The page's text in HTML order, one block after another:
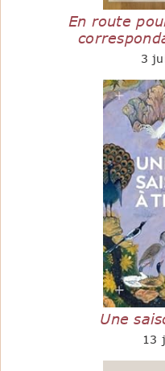
En route
3
Une
13